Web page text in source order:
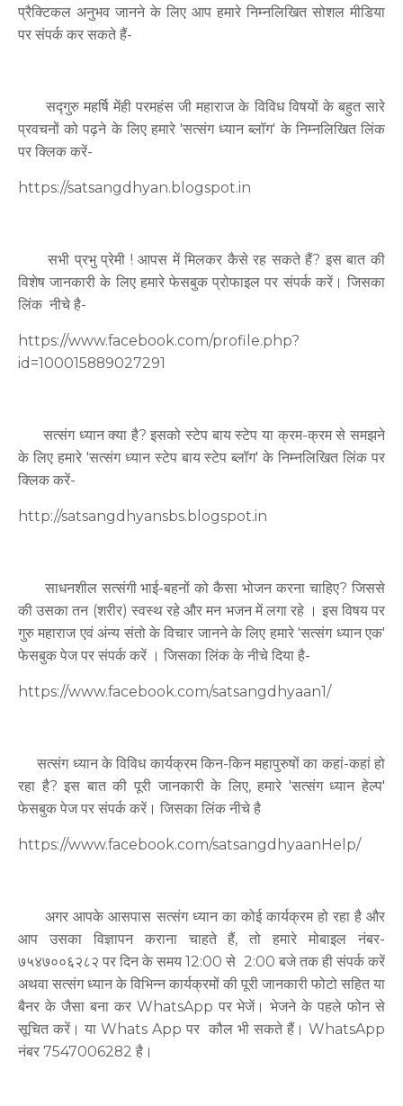
प्रैक्टिकल अनुभव जानने के लिए आप हमारे निम्नलिखित सोशल मीडिया
पर संपर्क कर सकते हैं-
सद्गुरु महर्षि मेंही परमहंस जी महाराज के विविध विषयों के बहुत सारे
प्रवचनों को पढ़ने के लिए हमारे 'सत्संग ध्यान ब्लॉग' के निम्नलिखित लिंक
पर क्लिक करें-
https://satsangdhyan.blogspot.in
सभी प्रभु प्रेमी ! आपस में मिलकर कैसे रह सकते हैं? इस बात की
विशेष जानकारी के लिए हमारे फेसबुक प्रोफाइल पर संपर्क करें। जिसका
लिंक नीचे है-
https://www.facebook.com/profile.php?
id=100015889027291
सत्संग ध्यान क्या है? इसको स्टेप बाय स्टेप या क्रम-क्रम से समझने
के लिए हमारे 'सत्संग ध्यान स्टेप बाय स्टेप ब्लॉग' के निम्नलिखित लिंक पर
क्लिक करें-
http://satsangdhyansbs.blogspot.in
साधनशील सत्संगी भाई-बहनों को कैसा भोजन करना चाहिए? जिससे
की उसका तन (शरीर) स्वस्थ रहे और मन भजन में लगा रहे । इस विषय पर
गुरु महाराज एवं अंन्य संतो के विचार जानने के लिए हमारे 'सत्संग ध्यान एक'
फेसबुक पेज पर संपर्क करें । जिसका लिंक के नीचे दिया है-
https://www.facebook.com/satsangdhyaan1/
सत्संग ध्यान के विविध कार्यक्रम किन-किन महापुरुषों का कहां-कहां हो
रहा है? इस बात की पूरी जानकारी के लिए, हमारे 'सत्संग ध्यान हेल्प'
फेसबुक पेज पर संपर्क करें। जिसका लिंक नीचे है
https://www.facebook.com/satsangdhyaanHelp/
अगर आपके आसपास सत्संग ध्यान का कोई कार्यक्रम हो रहा है और
आप उसका विज्ञापन कराना चाहते हैं, तो हमारे मोबाइल नंबर-
७५४७००६२८२ पर दिन के समय 12:00 से 2:00 बजे तक ही संपर्क करें
अथवा सत्संग ध्यान के विभिन्न कार्यक्रमों की पूरी जानकारी फोटो सहित या
बैनर के जैसा बना कर WhatsApp पर भेजें। भेजने के पहले फोन से
सूचित करें। या Whats App पर कौल भी सकते हैं। WhatsApp
नंबर 7547006282 है।